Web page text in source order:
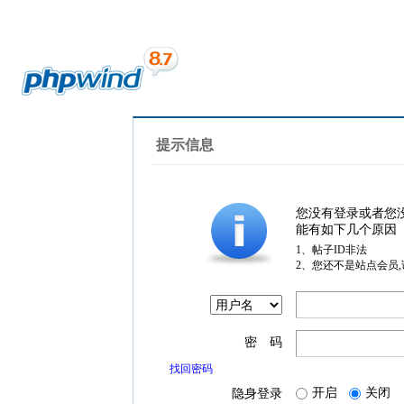
提示信息
您没有登录或者您
能有如下几个原因
1、帖子ID非法
2、您还不是站点会员
密 码
找回密码
隐身登录 开启 关闭